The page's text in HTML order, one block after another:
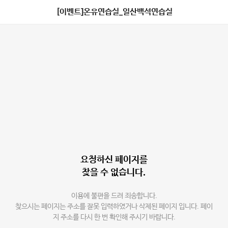
[이벤트]온유연습실_일산백석연습실
요청하신 페이지를
찾을 수 없습니다.
이용에 불편을 드려 죄송합니다.
찾으시는 페이지는 주소를 잘못 입력하였거나 삭제된 페이지 입니다. 페이
지 주소를 다시 한 번 확인해 주시기 바랍니다.